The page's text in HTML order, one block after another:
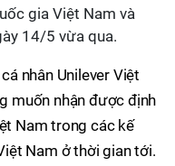
gia Việt Nam và
14/5 vừa qua.
nhân Unilever Việt
muốn nhận được định
Nam trong các kế
Nam ở thời gian tới.